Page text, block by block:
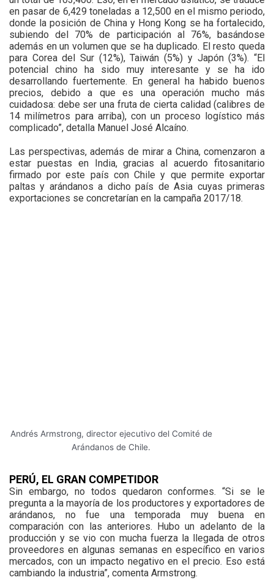
en pasar de 6,429 toneladas a 12,500 en el mismo periodo,
donde la posición de China y Hong Kong se ha fortalecido,
subiendo del 70% de participación al 76%, basándose
además en un volumen que se ha duplicado. El resto queda
para Corea del Sur (12%), Taiwán (5%) y Japón (3%). “El
potencial chino ha sido muy interesante y se ha ido
desarrollando fuertemente. En general ha habido buenos
precios, debido a que es una operación mucho más
cuidadosa: debe ser una fruta de cierta calidad (calibres de
14 milímetros para arriba), con un proceso logístico más
complicado”, detalla Manuel José Alcaíno.
Las perspectivas, además de mirar a China, comenzaron a
estar puestas en India, gracias al acuerdo fitosanitario
firmado por este país con Chile y que permite exportar
paltas y arándanos a dicho país de Asia cuyas primeras
exportaciones se concretarían en la campaña 2017/18.
Andrés Armstrong, director ejecutivo del Comité de
Arándanos de Chile.
PERÚ, EL GRAN COMPETIDOR
Sin embargo, no todos quedaron conformes. “Si se le
pregunta a la mayoría de los productores y exportadores de
arándanos, no fue una temporada muy buena en
comparación con las anteriores. Hubo un adelanto de la
producción y se vio con mucha fuerza la llegada de otros
proveedores en algunas semanas en específico en varios
mercados, con un impacto negativo en el precio. Eso está
cambiando la industria”, comenta Armstrong.